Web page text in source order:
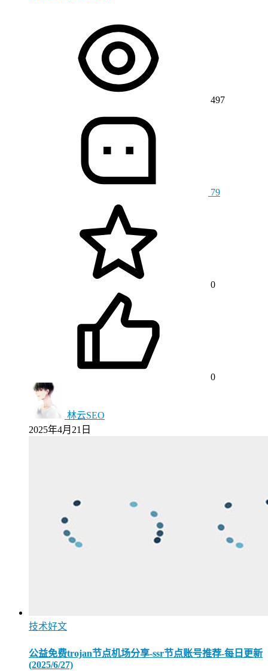
497
79
0
0
林云SEO
2025年4月21日
技术好文
公益免费trojan节点机场分享-ssr节点账号推荐-每日更新
(2025/6/27)